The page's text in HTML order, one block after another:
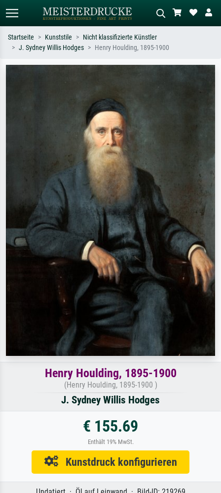
Ölgemälde, Stehender Akt neben einem
Startseite Kunststile
Nicht klassifizierte Künstler
J. Sydney Willis Hodges
Henry Houlding, 1895-1900
Henry Houlding, 1895-1900
(Henry Houlding, 1895-1900 )
J. Sydney Willis Hodges
€ 155.69
Enthält 19% MwSt.
Kunstdruck konfigurieren